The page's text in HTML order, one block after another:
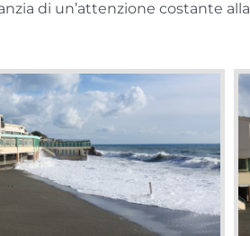
di un’attenzione costante